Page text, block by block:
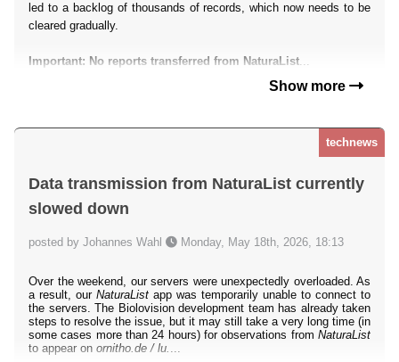
led to a backlog of thousands of records, which now needs to be
cleared gradually.
Important: No reports transferred from NaturaList...
Show more
technews
Data transmission from NaturaList currently
slowed down
posted by Johannes Wahl Monday, May 18th, 2026, 18:13
Over the weekend, our servers were unexpectedly overloaded. As
a result, our NaturaList app was temporarily unable to connect to
the servers. The Biolovision development team has already taken
steps to resolve the issue, but it may still take a very long time (in
some cases more than 24 hours) for observations from NaturaList
to appear on ornitho.de / lu.